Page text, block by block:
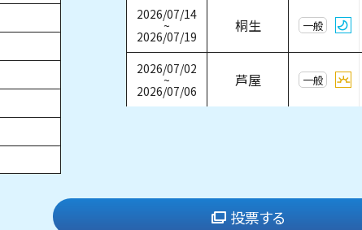
2026/07/14
~
2026/07/19
桐生 一般
2026/07/02
~
2026/07/06
芦屋 一般
投票する